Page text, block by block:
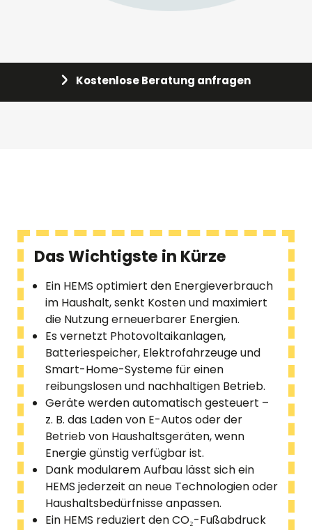
Kostenlose Beratung anfragen
Das Wichtigste in Kürze
Ein HEMS optimiert den Energieverbrauch
im Haushalt, senkt Kosten und maximiert
die Nutzung erneuerbarer Energien.
Es vernetzt Photovoltaikanlagen,
Batteriespeicher, Elektrofahrzeuge und
Smart-Home-Systeme für einen
reibungslosen und nachhaltigen Betrieb.
Geräte werden automatisch gesteuert –
z. B. das Laden von E-Autos oder der
Betrieb von Haushaltsgeräten, wenn
Energie günstig verfügbar ist.
Dank modularem Aufbau lässt sich ein
HEMS jederzeit an neue Technologien oder
Haushaltsbedürfnisse anpassen.
Ein HEMS reduziert den CO₂-Fußabdruck